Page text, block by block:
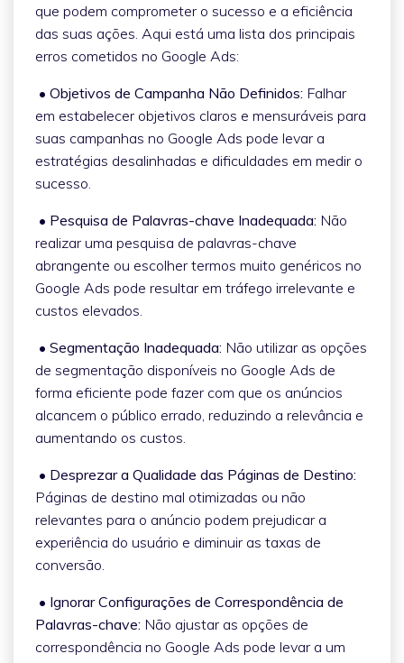
que podem comprometer o sucesso e a eficiência
das suas ações. Aqui está uma lista dos principais
erros cometidos no Google Ads:
• Objetivos de Campanha Não Definidos: Falhar
em estabelecer objetivos claros e mensuráveis para
suas campanhas no Google Ads pode levar a
estratégias desalinhadas e dificuldades em medir o
sucesso.
• Pesquisa de Palavras-chave Inadequada: Não
realizar uma pesquisa de palavras-chave
abrangente ou escolher termos muito genéricos no
Google Ads pode resultar em tráfego irrelevante e
custos elevados.
• Segmentação Inadequada: Não utilizar as opções
de segmentação disponíveis no Google Ads de
forma eficiente pode fazer com que os anúncios
alcancem o público errado, reduzindo a relevância e
aumentando os custos.
• Desprezar a Qualidade das Páginas de Destino:
Páginas de destino mal otimizadas ou não
relevantes para o anúncio podem prejudicar a
experiência do usuário e diminuir as taxas de
conversão.
• Ignorar Configurações de Correspondência de
Palavras-chave: Não ajustar as opções de
correspondência no Google Ads pode levar a um